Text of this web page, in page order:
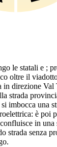
le statali e ;
oltre il
direzione Val
strada
imbocca una
è poi
in una
strada senza